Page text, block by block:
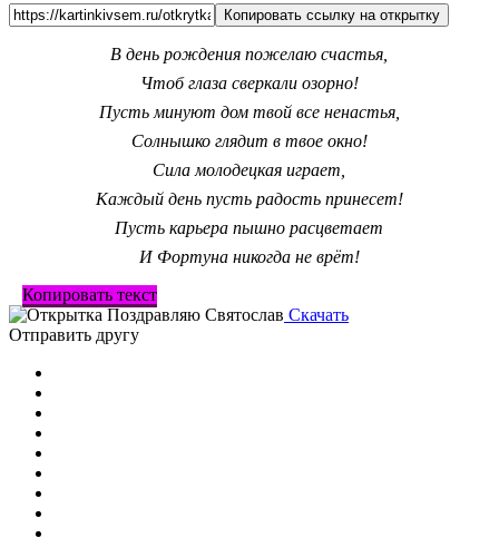
Копировать ссылку на открытку
В день рождения пожелаю счастья,
Чтоб глаза сверкали озорно!
Пусть минуют дом твой все ненастья,
Солнышко глядит в твое окно!
Сила молодецкая играет,
Каждый день пусть радость принесет!
Пусть карьера пышно расцветает
И Фортуна никогда не врёт!
Копировать текст
Скачать
Отправить другу